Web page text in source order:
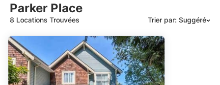
Parker Place
8 Locations Trouvées Trier par: Suggéré
Suggéré
Date: les plus récents d’abord
Date: les plus anciens d’abord